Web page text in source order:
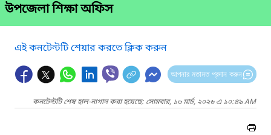
উপজেলা শিক্ষা অফিস
এই কনটেন্টটি শেয়ার করতে ক্লিক করুন
আপনার মতামত প্রদান করুন
কনটেন্টটি শেষ হাল-নাগাদ করা হয়েছে: সোমবার, ১৬ মার্চ, ২০২৬ এ ১০:৪৯ AM